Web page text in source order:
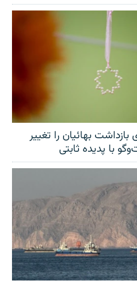
بهائیان را تغییر
با پدیده ثابتی